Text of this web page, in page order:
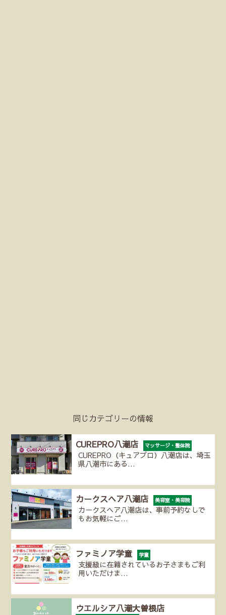
同じカテゴリーの情報
CUREPRO八潮店 マッサージ・整体院
CUREPRO（キュアプロ）八潮店は、埼玉
県八潮市にある…
カークスヘア八潮店 美容室・美容院
カークスヘア八潮店は、事前予約なしで
もお気軽にご…
ファミノア学童 学童
支援級に在籍されているお子さまもご利
用いただけま…
ウエルシア八潮大曽根店